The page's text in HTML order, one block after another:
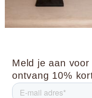
Meld je aan
ontvang 10%